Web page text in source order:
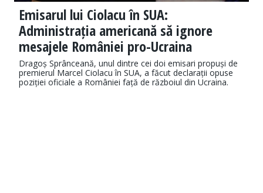
Emisarul lui Ciolacu în SUA:
Administrația americană să ignore
mesajele României pro-Ucraina
Dragoș Sprânceană, unul dintre cei doi emisari propuși de
premierul Marcel Ciolacu în SUA, a făcut declarații opuse
poziției oficiale a României față de războiul din Ucraina.